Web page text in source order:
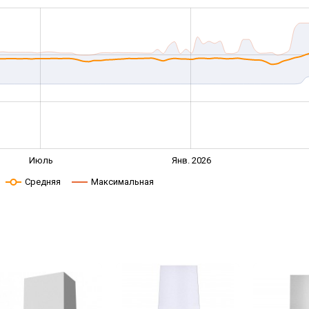
Июль Янв. 2026
Средняя Максимальная